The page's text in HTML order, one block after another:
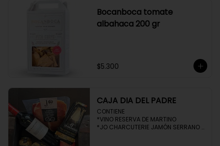
Bocanboca tomate
albahaca 200 gr
$5.300
CAJA DIA DEL PADRE
CONTIENE
*VINO RESERVA DE MARTINO
*JO CHARCUTERIE JAMÓN SERRANO